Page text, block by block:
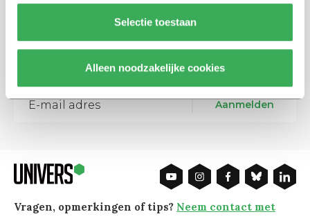
Selectie toestaan
Alleen noodzakelijke cookies
Schrijf je in voor onze nieuwsbrief
Blijf op de hoogte. Meld je aan voor de nieuwsbrief van
Aanmelden
Vragen, opmerkingen of tips? Neem contact met